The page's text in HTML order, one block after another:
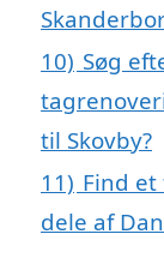
10) Søg
til Skovby?
11) Find
dele af